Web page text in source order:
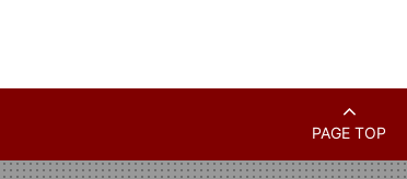
PAGE TOP